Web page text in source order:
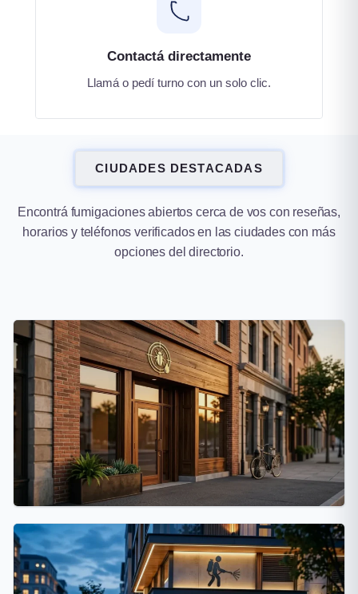
Contactá directamente
Llamá o pedí turno con un solo clic.
CIUDADES DESTACADAS
Encontrá fumigaciones abiertos cerca de vos con reseñas,
horarios y teléfonos verificados en las ciudades con más
opciones del directorio.
Córdoba Capital